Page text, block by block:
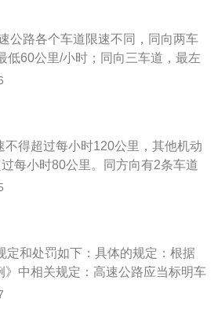
休息时间少于20分钟的；（十五）
速的。2、根据《中华人民共和国
公路应当标明车道的行驶速度，最
得低于每小时60公里。在高速公路
时120公里，其他机动车不得超过
上车道的，最左侧车道的最低车速
小时90公里。道路限速标志标明的
照道路限速标志标明的车速行驶。
警告或者二十元以上二百元以下罚
现事故、自然灾害、出入口交通管
规定。根据《道路交通安全法》第
法律、法规关于道路通行规定的，
另有规定的在高速公路行驶于最低
款。
公路各个车道限速不同，同向两车
低60公里/小时；同向三车道，最左
里/小时，最右侧车道最低60公里/
行驶，整个车流的速度也就较低，
值限制.尽量缩小车辆之间的速度
少超守和变换车道次数，以达到减
车辆在高速公路上正常行驶，安全
则。高速公路行车道分为双向四车
准骑轧行车道分界线。
得超过每小时120公里，其他机动
每小时80公里。同方向有2条车道
同方向有3条以上车道的，最左侧车
限速标志标明的车速与上述车道行
明的车速行驶。
定和处罚如下：具体的规定：根据
》中相关规定：高速公路应当标明车
公里，最低车速不得低于每小时60